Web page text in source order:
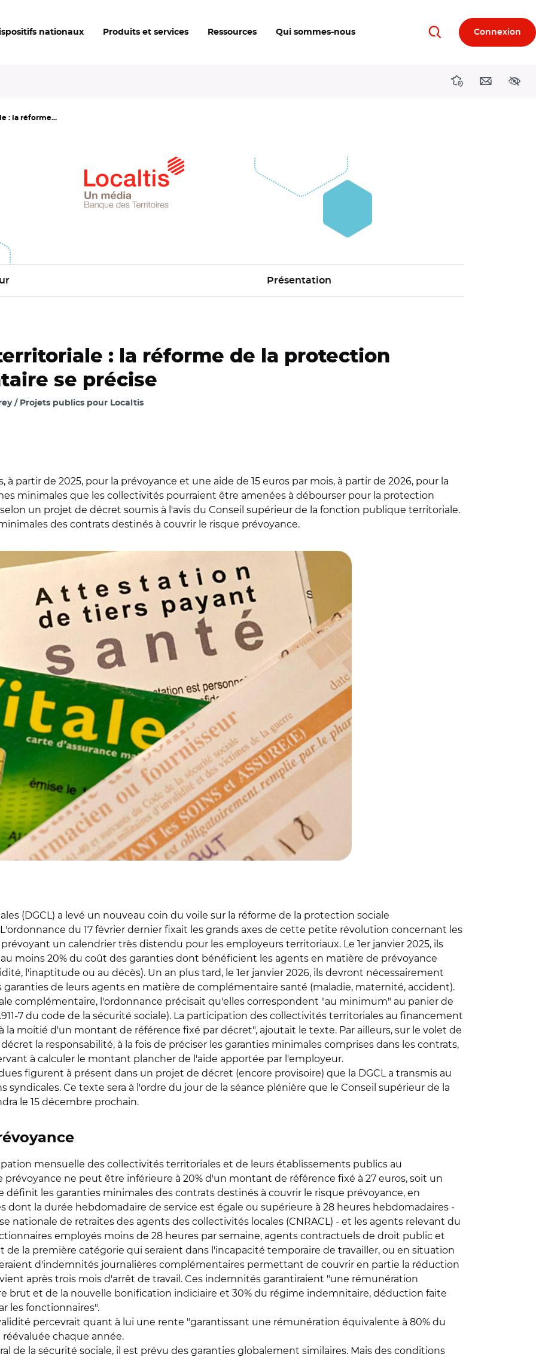
nationaux Produits et services Ressources Qui sommes-nous RechercherConnexion
DirectionsContact
: la réforme...
Présentation
: la réforme de la protection
se précise
/ Projets publics pour Localtis
partir de 2025, pour la prévoyance et une aide de 15 euros par mois, à partir de 2026, pour la
minimales que les collectivités pourraient être amenées à débourser pour la protection
un projet de décret soumis à l'avis du Conseil supérieur de la fonction publique territoriale.
des contrats destinés à couvrir le risque prévoyance.
(DGCL) a levé un nouveau coin du voile sur la réforme de la protection sociale
du 17 février dernier fixait les grands axes de cette petite révolution concernant les
un calendrier très distendu pour les employeurs territoriaux. Le 1er janvier 2025, ils
moins 20% du coût des garanties dont bénéficient les agents en matière de prévoyance
l'inaptitude ou au décès). Un an plus tard, le 1er janvier 2026, ils devront nécessairement
de leurs agents en matière de complémentaire santé (maladie, maternité, accident).
complémentaire, l'ordonnance précisait qu'elles correspondent "au minimum" au panier de
7 du code de la sécurité sociale). La participation des collectivités territoriales au financement
la moitié d'un montant de référence fixé par décret", ajoutait le texte. Par ailleurs, sur le volet de
la responsabilité, à la fois de préciser les garanties minimales comprises dans les contrats,
à calculer le montant plancher de l'aide apportée par l'employeur.
figurent à présent dans un projet de décret (encore provisoire) que la DGCL a transmis au
Ce texte sera à l'ordre du jour de la séance plénière que le Conseil supérieur de la
le 15 décembre prochain.
mensuelle des collectivités territoriales et de leurs établissements publics au
ne peut être inférieure à 20% d'un montant de référence fixé à 27 euros, soit un
les garanties minimales des contrats destinés à couvrir le risque prévoyance, en
la durée hebdomadaire de service est égale ou supérieure à 28 heures hebdomadaires -
nationale de retraites des agents des collectivités locales (CNRACL) - et les agents relevant du
employés moins de 28 heures par semaine, agents contractuels de droit public et
de la première catégorie qui seraient dans l'incapacité temporaire de travailler, ou en situation
d'indemnités journalières complémentaires permettant de couvrir en partie la réduction
après trois mois d'arrêt de travail. Ces indemnités garantiraient "une rémunération
brut et de la nouvelle bonification indiciaire et 30% du régime indemnitaire, déduction faite
les fonctionnaires".
percevrait quant à lui une rente "garantissant une rémunération équivalente à 80% du
chaque année.
de la sécurité sociale, il est prévu des garanties globalement similaires. Mais des conditions